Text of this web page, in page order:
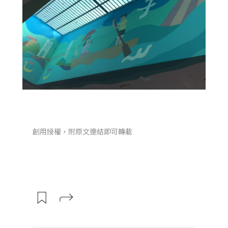
創用授權，附原文連結即可轉載